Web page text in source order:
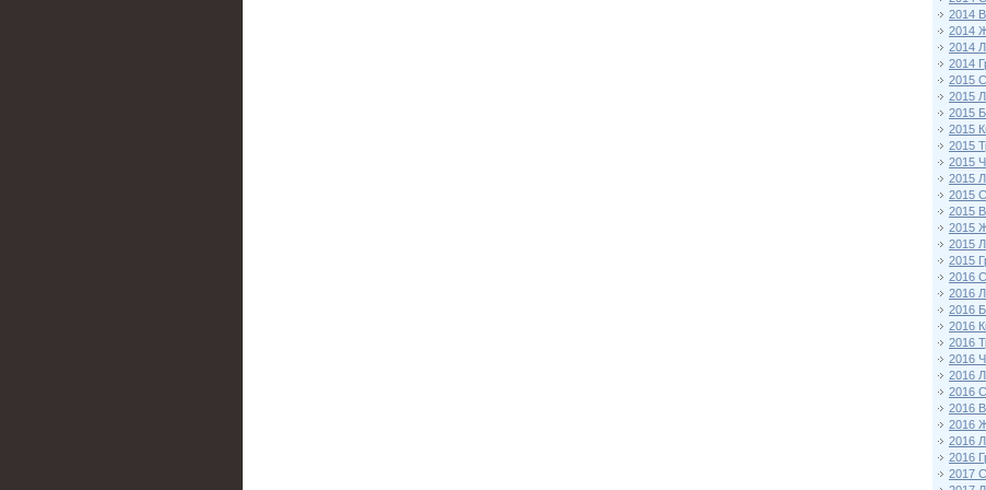
2014
2014
2014
2014
2015
2015
2015
2015
2015
2015
2015
2015
2015
2015
2015
2015
2016
2016
2016
2016
2016
2016
2016
2016
2016
2016
2016
2016
2017